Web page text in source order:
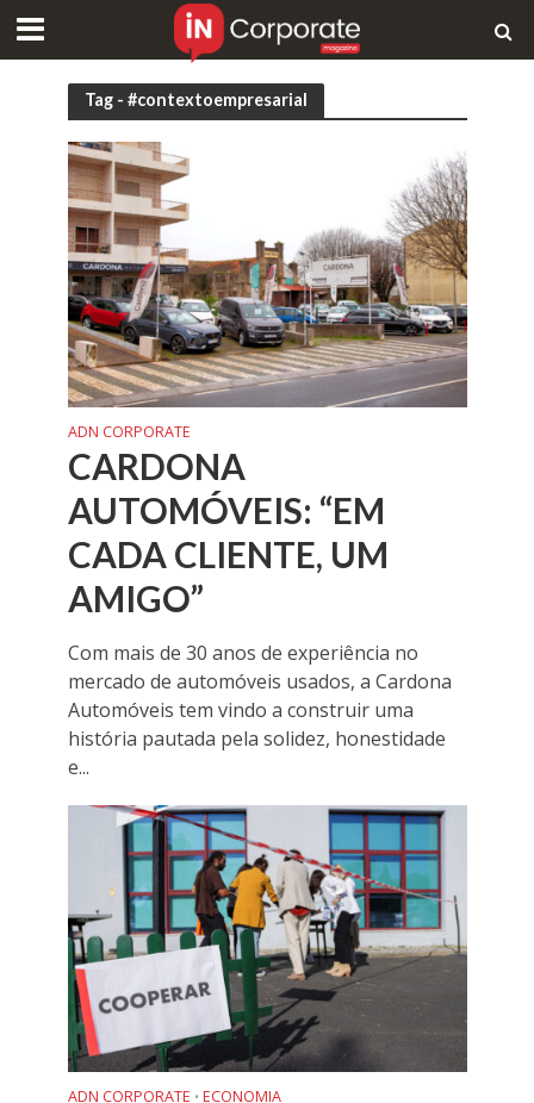
Tag - #contextoempresarial
ADN CORPORATE
CARDONA
AUTOMÓVEIS: “EM
CADA CLIENTE, UM
AMIGO”
Com mais de 30 anos de experiência no
mercado de automóveis usados, a Cardona
Automóveis tem vindo a construir uma
história pautada pela solidez, honestidade
e...
ADN CORPORATE • ECONOMIA